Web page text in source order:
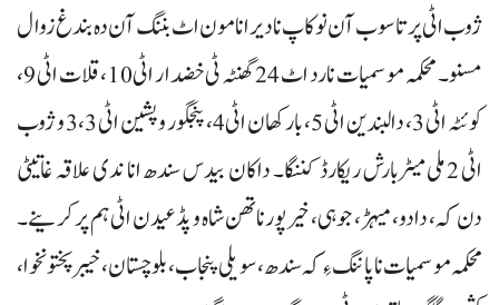
ژوب اٹی پر تا سوب آن نوکاپ نا دیر انا مون اٹ بننگ آن دہ بندغ زوال
مسنو۔ محکمہ موسمیات نا رد اٹ 24 گھنٹہ ٹی خضدار اٹی 10، قلات اٹی 9،
کوئٹہ اٹی 3، دالبندین اٹی 5، بارکھان اٹی 4، پنجگور و پشین اٹی 3،3 و ژوب
اٹی 2 ملی میٹربارش ریکارڈ کننگا۔ داکان بیدس سندھ انا ندی علاقہ غاتیٹی
دن کہ، دادو، میہڑ، جوہی، خیرپورناتھن شاہ و پڈعیدن اٹی ہم پر کرینے۔
محکمہ موسمیات نا پاننگ ءِ کہ سندھ، سویلی پنجاب، بلوچستان، خیبر پختونخوا،